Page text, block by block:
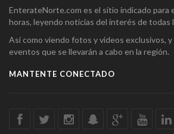
EnterateNorte.com es el sitio indicado
horas, leyendo noticias del interés de todas
Así como viendo fotos y videos exclusivos,
eventos que se llevarán a cabo en la región.
MANTENTE CONECTADO